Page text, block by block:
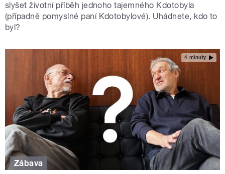
slyšet životní příběh jednoho tajemného Kdotobyla
(případně pomyslné paní Kdotobylové). Uhádnete, kdo to
byl?
4 minuty
Zábava